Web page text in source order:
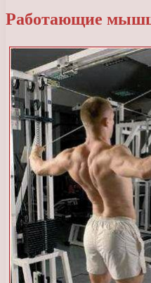
Работающие